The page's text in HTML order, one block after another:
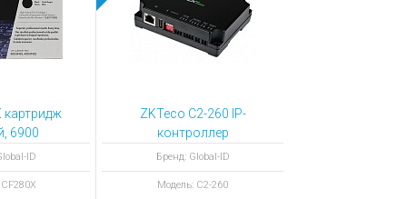
картридж
6900
ID
ZKTeco C2-260 IP-
контроллер
управления двумя
дверями
Бренд: Global-ID
Модель: C2-260